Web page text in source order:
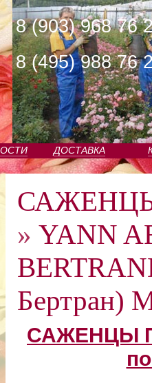
8 (903) 968 76
8 (495) 988 76
ДОСТАВКА
» YANN
Бертран)
САЖЕНЦЫ